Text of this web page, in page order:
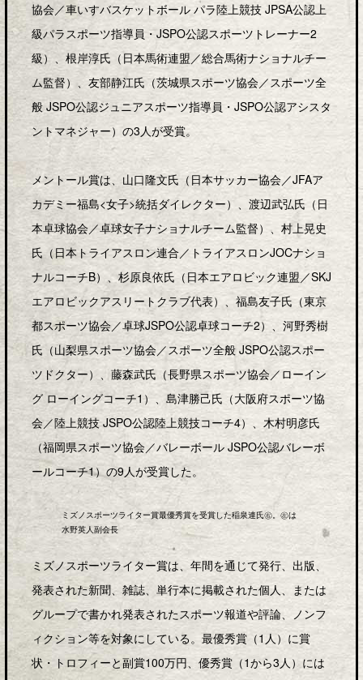
協会／車いすバスケットボール パラ陸上競技 JPSA公認上
級パラスポーツ指導員・JSPO公認スポーツトレーナー2
級）、根岸淳氏（日本馬術連盟／総合馬術ナショナルチー
ム監督）、友部静江氏（茨城県スポーツ協会／スポーツ全
般 JSPO公認ジュニアスポーツ指導員・JSPO公認アシスタ
ントマネジャー）の3人が受賞。
メントール賞は、山口隆文氏（日本サッカー協会／JFAア
カデミー福島<女子>統括ダイレクター）、渡辺武弘氏（日
本卓球協会／卓球女子ナショナルチーム監督）、村上晃史
氏（日本トライアスロン連合／トライアスロンJOCナショ
ナルコーチB）、杉原良依氏（日本エアロビック連盟／SKJ
エアロビックアスリートクラブ代表）、福島友子氏（東京
都スポーツ協会／卓球JSPO公認卓球コーチ2）、河野秀樹
氏（山梨県スポーツ協会／スポーツ全般 JSPO公認スポー
ツドクター）、藤森武氏（長野県スポーツ協会／ローイン
グ ローイングコーチ1）、島津勝己氏（大阪府スポーツ協
会／陸上競技 JSPO公認陸上競技コーチ4）、木村明彦氏
（福岡県スポーツ協会／バレーボール JSPO公認バレーボ
ールコーチ1）の9人が受賞した。
ミズノスポーツライター賞最優秀賞を受賞した稲泉連氏㊨。㊧は
水野英人副会長
ミズノスポーツライター賞は、年間を通じて発行、出版、
発表された新聞、雑誌、単行本に掲載された個人、または
グループで書かれ発表されたスポーツ報道や評論、ノンフ
ィクション等を対象にしている。最優秀賞（1人）に賞
状・トロフィーと副賞100万円、優秀賞（1から3人）には